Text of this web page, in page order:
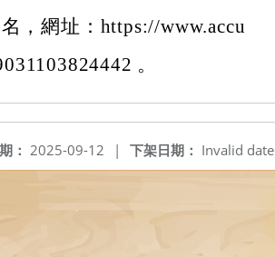
，網址：https://www.accu
。
下架日期： Invalid date
： 2025-09-12 |